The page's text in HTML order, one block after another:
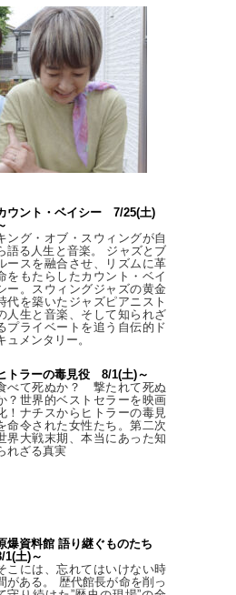
ウント・ベイシー 7/25(土)
ング・オブ・スウィングが自
語る人生と音楽。 ジャズとブ
ースを融合させ、リズムに革
をもたらしたカウント・ベイ
ー。スウィングジャズの黄金
代を築いたジャズピアニスト
人生と音楽、そして知られざ
プライベートを追う自伝的ド
ュメンタリー。
トラーの毒見役 8/1(土)～
べて死ぬか？ 撃たれて死ぬ
？世界的ベストセラーを映画
！ナチスからヒトラーの毒見
命令された女性たち。第二次
界大戦末期、本当にあった知
れざる真実
爆資料館 語り継ぐものたち
1(土)～
こには、忘れてはいけない時
がある。 歴代館長が命を削っ